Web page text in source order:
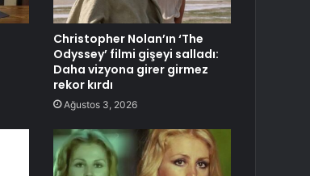
Christopher Nolan’ın ‘The
Odyssey’ filmi gişeyi salladı:
Daha vizyona girer girmez
rekor kırdı
Ağustos 3, 2026